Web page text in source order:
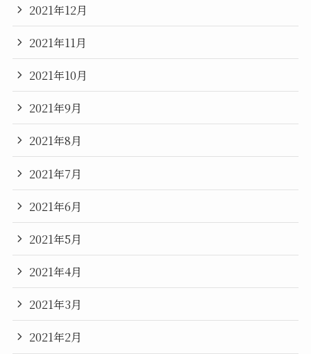
2021年12月
2021年11月
2021年10月
2021年9月
2021年8月
2021年7月
2021年6月
2021年5月
2021年4月
2021年3月
2021年2月